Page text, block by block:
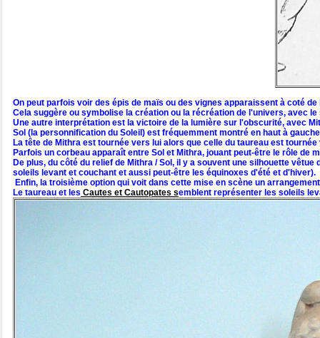
On peut parfois voir des épis de maïs ou des vignes apparaissent à coté
Cela suggère ou symbolise la création ou la récréation de l'univers, avec
Une autre interprétation est la victoire de la lumière sur l'obscurité, avec
Sol (la personnification du Soleil) est fréquemment montré en haut à
La tête de Mithra est tournée vers lui alors que celle du taureau est tournée
Parfois un corbeau apparaît entre Sol et Mithra, jouant peut-être le rôle de
De plus, du côté du relief de Mithra / Sol, il y a souvent une silhouette
soleils levant et couchant et aussi peut-être les équinoxes d'été et d'hiver).
Enfin, la troisième option qui voit dans cette mise en scène un
Le taureau et les Cautes et Cautopates semblent représenter les soleils